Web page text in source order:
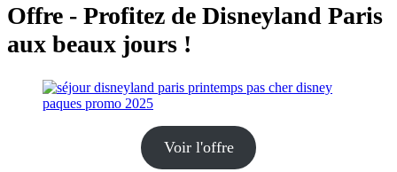
Offre - Profitez de Disneyland Paris
aux beaux jours !
Voir l'offre